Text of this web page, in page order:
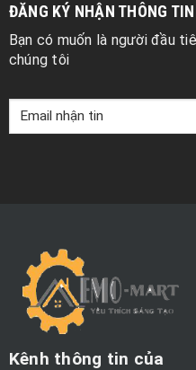
ĐĂNG KÝ NHẬN THÔNG TIN
Bạn có muốn là người đầu
chúng tôi
Kênh thông tin của